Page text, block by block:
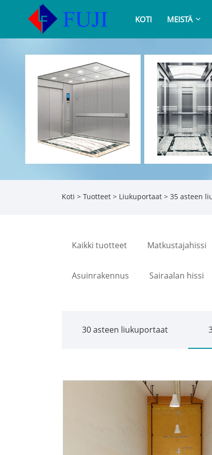
KOTI MEISTÄ
Koti > Tuotteet > Liukuportaat > 35 asteen
Kaikki tuotteet Matkustajahissi
Asuinrakennus Sairaalan hissi
30 asteen liukuportaat